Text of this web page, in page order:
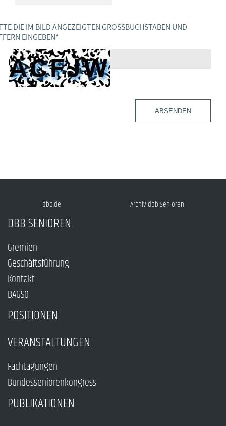
DIE IM BILD ANGEZEIGTEN GROSSBUCHSTABEN UND Z
EINGEBEN *
ABSENDEN
dbb.de Archiv dbb Senioren
DBB SENIOREN
Gremien
Geschäftsführung
Kontakt
BAGSO
POSITIONEN
VERANSTALTUNGEN
Fachtagungen
Bundesseniorenkongress
PUBLIKATIONEN